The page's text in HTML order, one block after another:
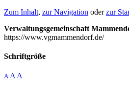
Zum Inhalt, zur Navigation oderzur
Verwaltungsgemeinschaft
https://www.vgmammendorf.de/
Schriftgröße
A A A